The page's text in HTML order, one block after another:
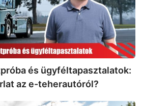
és ügyféltapasztalatok:
az e-teherautóról?